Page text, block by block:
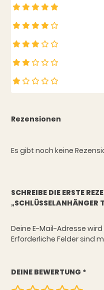
Rezensionen
Es gibt noch keine
SCHREIBE DIE ERSTE
„SCHLÜSSELANHÄNGER
Deine E-Mail-Adresse
Erforderliche Felder sind
DEINE BEWERTUNG *